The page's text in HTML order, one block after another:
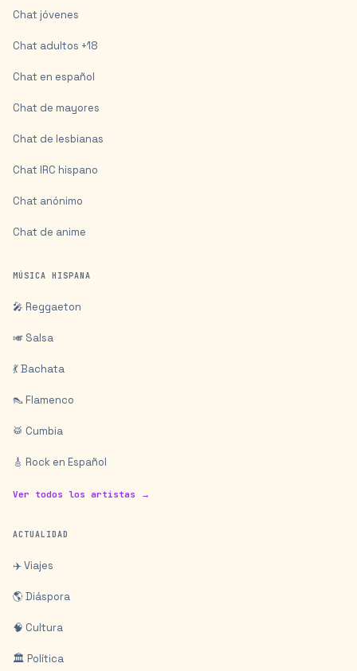
Chat jóvenes
Chat adultos +18
Chat en español
Chat de mayores
Chat de lesbianas
Chat IRC hispano
Chat anónimo
Chat de anime
MÚSICA HISPANA
🎤 Reggaeton
🎺 Salsa
💃 Bachata
👠 Flamenco
🥁 Cumbia
🎸 Rock en Español
Ver todos los artistas →
ACTUALIDAD
✈️ Viajes
🌎 Diáspora
🧠 Cultura
🏛️ Política